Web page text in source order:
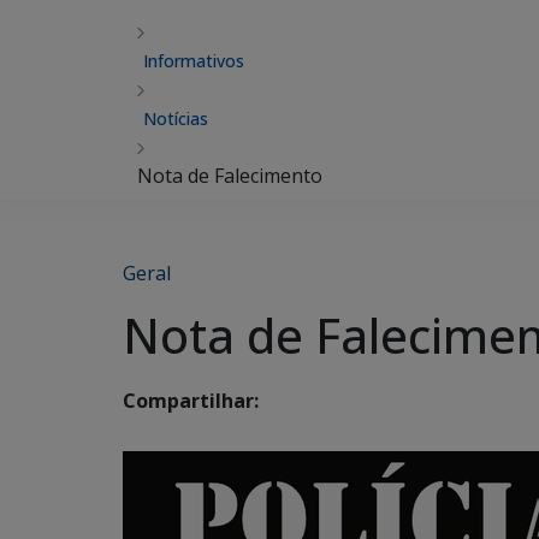
Informativos
Notícias
Nota de Falecimento
Geral
Nota de
Compartilhar: